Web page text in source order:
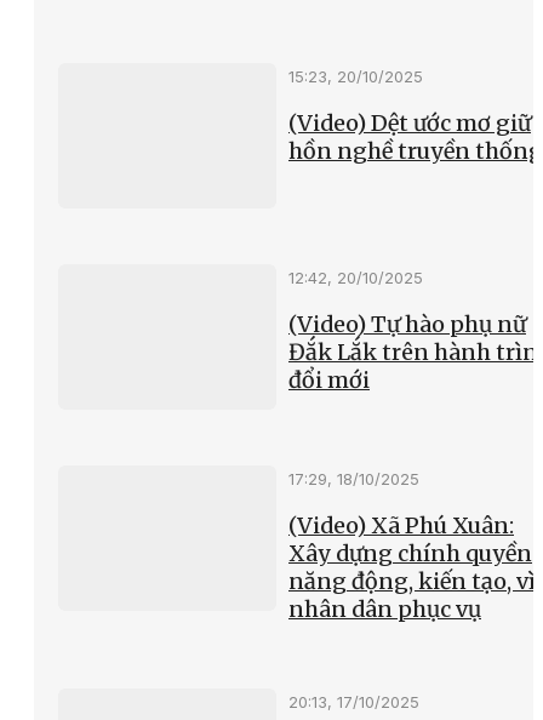
15:23, 20/10/2025
(Video) Dệt ước mơ giữ
hồn nghề truyền thống
12:42, 20/10/2025
(Video) Tự hào phụ nữ
Đắk Lắk trên hành
đổi mới
17:29, 18/10/2025
(Video) Xã Phú Xuân:
Xây dựng chính quyền
năng động, kiến tạo, vì
nhân dân phục vụ
20:13, 17/10/2025